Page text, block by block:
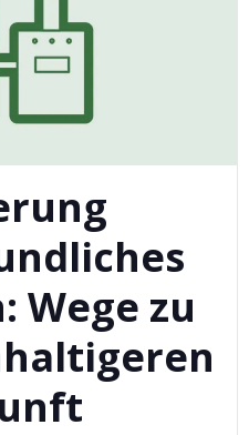
Wege zu